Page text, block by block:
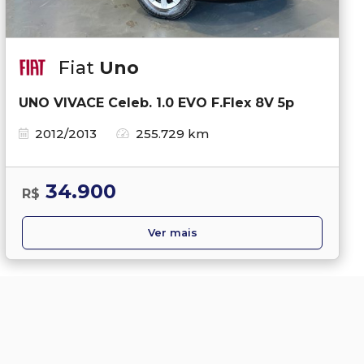
Fiat Uno
UNO VIVACE Celeb. 1.0 EVO F.Flex 8V 5p
2012/2013
255.729 km
R$ 34.900
Ver mais